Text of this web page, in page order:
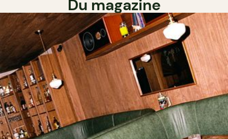
Du magazine